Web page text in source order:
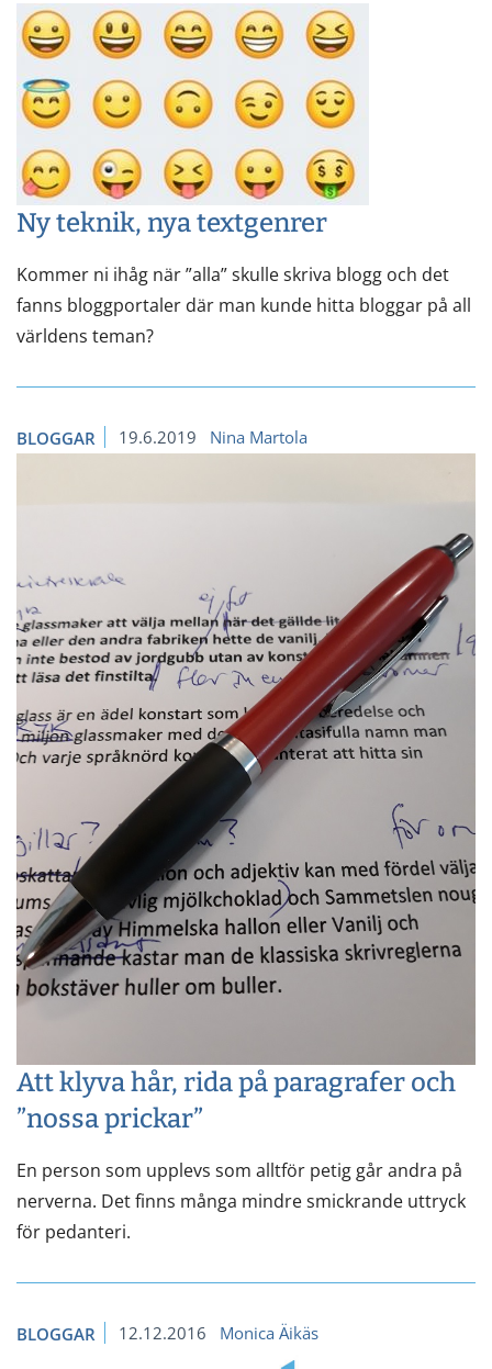
Ny teknik, nya textgenrer
Kommer ni ihåg när ”alla” skulle skriva blogg och det
fanns bloggportaler där man kunde hitta bloggar på all
världens teman?
BLOGGAR 19.6.2019 Nina Martola
Att klyva hår, rida på paragrafer och
”nossa prickar”
En person som upplevs som alltför petig går andra på
nerverna. Det finns många mindre smickrande uttryck
för pedanteri.
BLOGGAR 12.12.2016 Monica Äikäs